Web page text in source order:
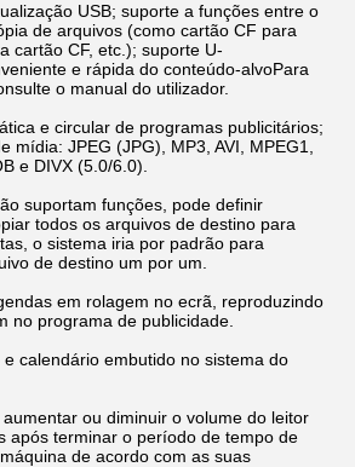
USB; suporte a funções entre o
de arquivos (como cartão CF para
cartão CF, etc.); suporte U-
e rápida do conteúdo-alvoPara
o manual do utilizador.
e circular de programas publicitários;
mídia: JPEG (JPG), MP3, AVI, MPEG1,
e DIVX (5.0/6.0).
suportam funções, pode definir
todos os arquivos de destino para
o sistema iria por padrão para
de destino um por um.
em rolagem no ecrã, reproduzindo
no programa de publicidade.
calendário embutido no sistema do
ou diminuir o volume do leitor
após terminar o período de tempo de
de acordo com as suas